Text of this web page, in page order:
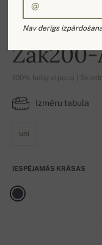
-14%
Zak200-
100% baby alpaca |
Izmēru tabula
uni
IESPĒJAMĀS KRĀSAS
Nav derīgs